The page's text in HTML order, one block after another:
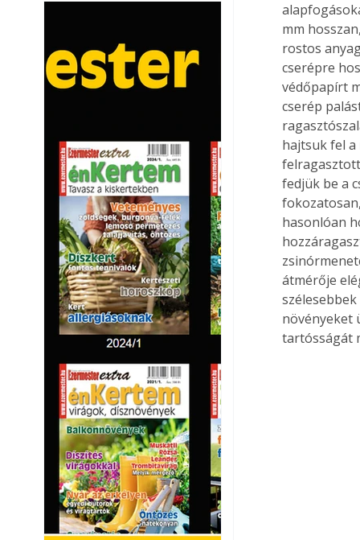
Utóérik eközben, de nem lesz
olyan ízű, mint amit a saját
kertünkben, biológiai
tárolható h
mm
rostos
cserépre
védőpapírt
cserép
hajtsuk fel
fedjük be a
hasonlóan
átmérője
növényeket
tartósságát